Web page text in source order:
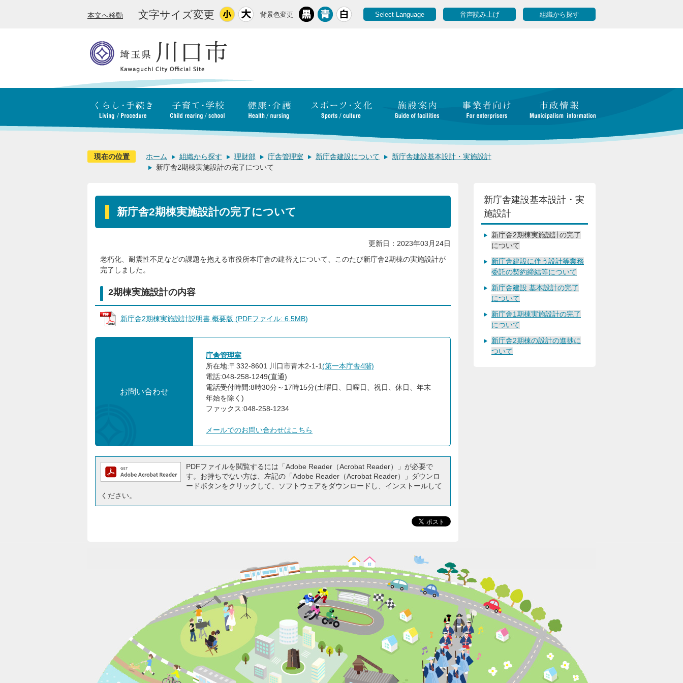
本文へ移動 文字サイズ変更 背景色変更 Select Language 音声読み上げ 組織から探す
現在の位置 ホーム 組織から探す 理財部 庁舎管理室 新庁舎建設について
新庁舎建設基本設計・実施設計
新庁舎2期棟実施設計の完了について
新庁舎2期棟実施設計の完了について
更新日：2023年03月24日
老朽化、耐震性不足などの課題を抱える市役所本庁舎の建替えについて、このたび新庁舎2期棟の実施設計が
完了しました。
2期棟実施設計の内容
新庁舎2期棟実施設計説明書 概要版 (PDFファイル: 6.5MB)
お問い合わせ
庁舎管理室
所在地:〒332-8601 川口市青木2-1-1(第一本庁舎4階)
電話:048-258-1249(直通)
電話受付時間:8時30分～17時15分(土曜日、日曜日、祝日、休日、年末
年始を除く)
ファックス:048-258-1234
メールでのお問い合わせはこちら
PDFファイルを閲覧するには「Adobe Reader（Acrobat Reader）」が必要で
す。お持ちでない方は、左記の「Adobe Reader（Acrobat Reader）」ダウンロ
ードボタンをクリックして、ソフトウェアをダウンロードし、インストールして
ください。
新庁舎建設基本設計・実
施設計
新庁舎2期棟実施設計の完了
について
新庁舎建設に伴う設計等業務
委託の契約締結等について
新庁舎建設 基本設計の完了
について
新庁舎1期棟実施設計の完了
について
新庁舎2期棟の設計の進捗に
ついて